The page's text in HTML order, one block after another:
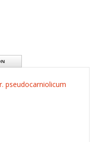
pseudocarniolicum